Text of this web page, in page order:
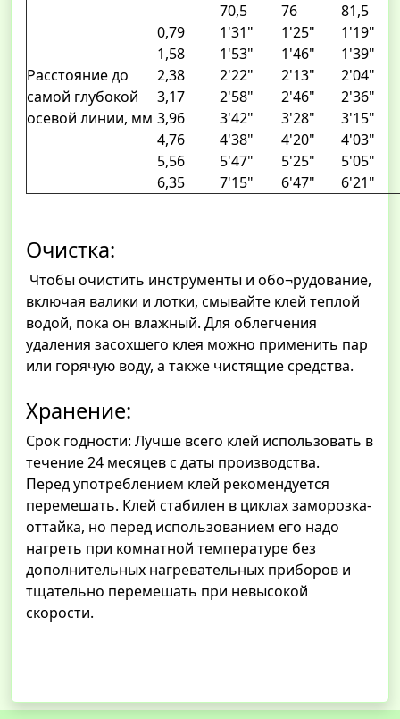
Расстояние до
самой глубокой
осевой линии, мм
70,5 76
81,5
0,79
1'31" 1'25"
1'19"
1,58
1'53" 1'46"
1'39"
2,38
2'22" 2'13"
2'04"
3,17
2'58" 2'46"
2'36"
3,96
3'42" 3'28"
3'15"
4,76
4'38" 4'20"
4'03"
5,56
5'47" 5'25"
5'05"
6,35
7'15" 6'47" 6'21"
Очистка:
Чтобы очистить инструменты и обо¬рудование,
включая валики и лотки, смывайте клей теплой
водой, пока он влажный. Для облегчения
удаления засохшего клея можно применить пар
или горячую воду, а также чистящие средства.
Хранение:
Срок годности: Лучше всего клей использовать в
течение 24 месяцев с даты производства.
Перед употреблением клей рекомендуется
перемешать. Клей стабилен в циклах заморозка-
оттайка, но перед использованием его надо
нагреть при комнатной температуре без
дополнительных нагревательных приборов и
тщательно перемешать при невысокой
скорости.